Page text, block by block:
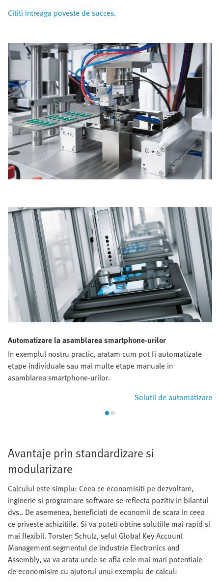
Cititi intreaga poveste de succes.
Automatizare la asamblarea smartphone-urilor
In exemplul nostru practic, aratam cum pot fi automatizate
etape individuale sau mai multe etape manuale in
asamblarea smartphone-urilor.
Solutii de automatizare
Avantaje prin standardizare si
modularizare
Calculul este simplu: Ceea ce economisiti pe dezvoltare,
inginerie si programare software se reflecta pozitiv in bilantul
dvs.. De asemenea, beneficiati de economii de scara in ceea
ce priveste achizitiile. Si va puteti obtine solutiile mai rapid si
mai flexibil. Torsten Schulz, seful Global Key Account
Management segmentul de industrie Electronics and
Assembly, va va arata unde se afla cele mai mari potentiale
de economisire cu ajutorul unui exemplu de calcul: